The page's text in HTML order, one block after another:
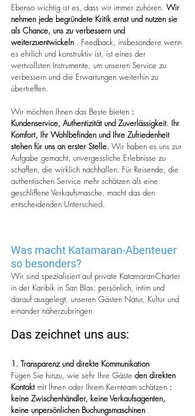
Ebenso wichtig ist es, dass wir immer zuhören. Wir
nehmen jede begründete Kritik ernst und nutzen sie
als Chance, uns zu verbessern und
weiterzuentwickeln . Feedback, insbesondere wenn
es ehrlich und konstruktiv ist, ist eines der
wertvollsten Instrumente, um unseren Service zu
verbessern und die Erwartungen weiterhin zu
übertreffen.
Wir möchten Ihnen das Beste bieten :
Kundenservice, Authentizität und Zuverlässigkeit. Ihr
Komfort, Ihr Wohlbefinden und Ihre Zufriedenheit
stehen für uns an erster Stelle. Wir haben es uns zur
Aufgabe gemacht, unvergessliche Erlebnisse zu
schaffen, die wirklich nachhallen. Für Reisende, die
authentischen Service mehr schätzen als eine
geschliffene Verkaufsmasche, macht das den
entscheidenden Unterschied.
Was macht Katamaran-Abenteuer
so besonders?
Wir sind spezialisiert auf private Katamaran-Charter
in der Karibik in San Blas: persönlich, intim und
darauf ausgelegt, unseren Gästen Natur, Kultur und
einander näherzubringen.
Das zeichnet uns aus:
1. Transparenz und direkte Kommunikation
Fügen Sie hinzu, wie sehr Ihre Gäste den direkten
Kontakt mit Ihnen oder Ihrem Kernteam schätzen :
keine Zwischenhändler, keine Verkaufsagenten,
keine unpersönlichen Buchungsmaschinen